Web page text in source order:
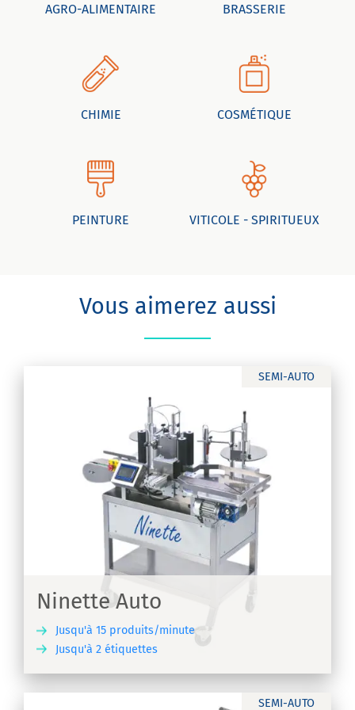
AGRO-ALIMENTAIRE BRASSERIE
CHIMIE COSMÉTIQUE
PEINTURE VITICOLE - SPIRITUEUX
Vous aimerez aussi
SEMI-AUTO
Ninette Auto
Jusqu'à 15 produits/minute
Jusqu'à 2 étiquettes
SEMI-AUTO